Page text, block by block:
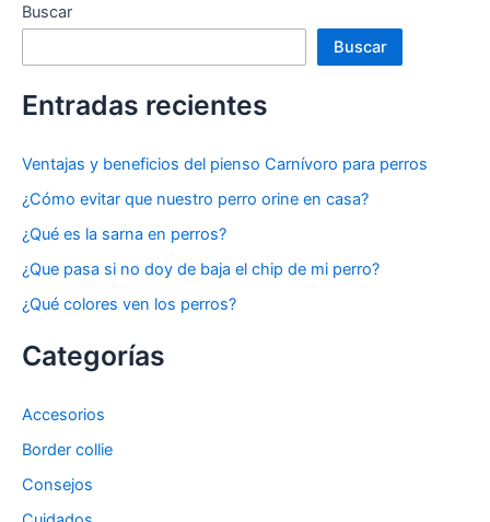
Buscar
Buscar
Entradas recientes
Ventajas y beneficios del pienso Carnívoro para perros
¿Cómo evitar que nuestro perro orine en casa?
¿Qué es la sarna en perros?
¿Que pasa si no doy de baja el chip de mi perro?
¿Qué colores ven los perros?
Categorías
Accesorios
Border collie
Consejos